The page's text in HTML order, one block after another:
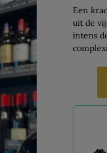
Een
uit de
intens